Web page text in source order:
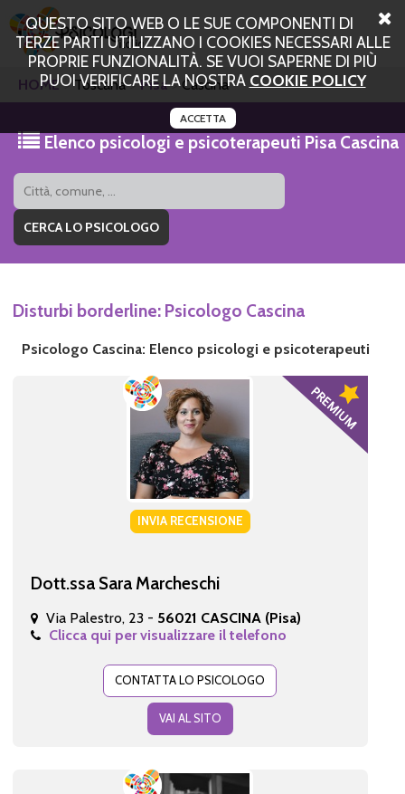
QUESTO SITO WEB O LE SUE COMPONENTI DI
TERZE PARTI UTILIZZANO I COOKIES NECESSARI ALLE
PROPRIE FUNZIONALITÀ. SE VUOI SAPERNE DI PIÙ
PUOI VERIFICARE LA NOSTRA COOKIE POLICY
ACCETTA
HOME Toscana Pisa Cascina
Elenco psicologi e psicoterapeuti Pisa Cascina
Disturbi borderline: Psicologo Cascina
Psicologo Cascina: Elenco psicologi e psicoterapeuti
INVIA RECENSIONE
Dott.ssa Sara Marcheschi
Via Palestro, 23 - 56021 CASCINA (Pisa)
Clicca qui per visualizzare il telefono
CONTATTA LO PSICOLOGO
VAI AL SITO